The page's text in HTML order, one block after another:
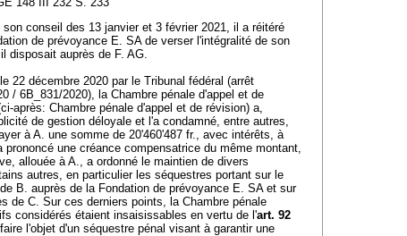
conseil des 13 janvier et 3 février 2021, il a réitéré
de prévoyance E. SA de verser l'intégralité de son
disposait auprès de F. AG.
22 décembre 2020 par le Tribunal fédéral (arrêt
/ 6B_831/2020), la Chambre pénale d'appel et de
après: Chambre pénale d'appel et de révision) a,
de gestion déloyale et l'a condamné, entre autres,
à A. une somme de 20'460'487 fr., avec intérêts, à
une créance compensatrice du même montant,
allouée à A., a ordonné le maintien de divers
autres, en particulier les séquestres portant sur le
B. auprès de la Fondation de prévoyance E. SA et sur
de C. Sur ces derniers points, la Chambre pénale
considérés étaient insaisissables en vertu de l'art. 92
l'objet d'un séquestre pénal visant à garantir une